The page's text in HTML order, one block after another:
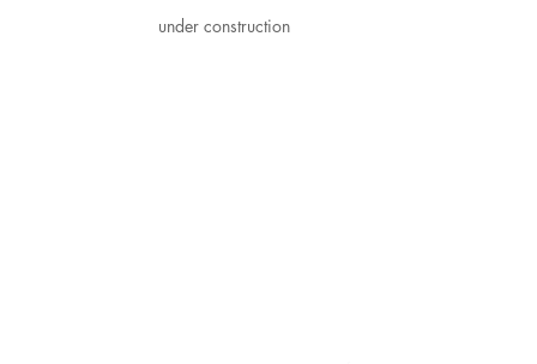
under construction